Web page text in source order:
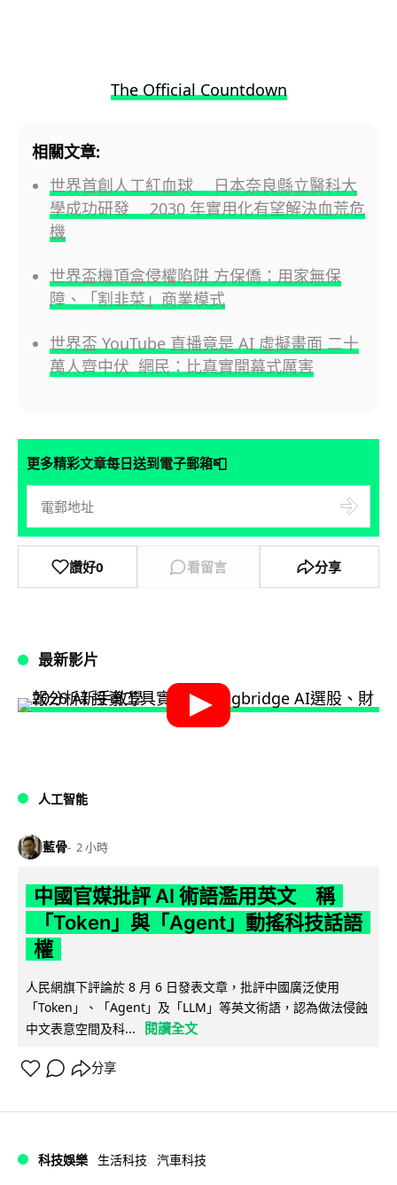
The Official Countdown
相關文章:
世界首創人工紅血球 日本奈良縣立醫科大
學成功研發 2030 年實用化有望解決血荒危
機
世界盃機頂盒侵權陷阱 方保僑：用家無保
障、「割韭菜」商業模式
世界盃 YouTube 直播竟是 AI 虛擬畫面 二十
萬人齊中伏 網民：比真實開幕式厲害
更多精彩文章每日送到電子郵箱📮
讚好0 看留言 分享
最新影片
人工智能
藍骨 2 小時
中國官媒批評 AI 術語濫用英文 稱
「Token」與「Agent」動搖科技話語
權
人民網旗下評論於 8 月 6 日發表文章，批評中國廣泛使用
「Token」、「Agent」及「LLM」等英文術語，認為做法侵蝕
中文表意空間及科...
閱讀全文
分享
科技娛樂 生活科技 汽車科技